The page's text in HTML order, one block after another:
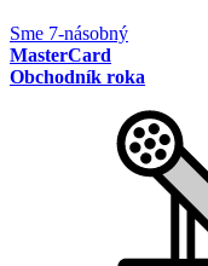
Sme 7-násobný
MasterCard
Obchodník roka